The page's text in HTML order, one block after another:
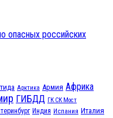
опасных российских
Арктика Армия Африка
ГИБДД ГК СК Мост
Индия Испания Италия